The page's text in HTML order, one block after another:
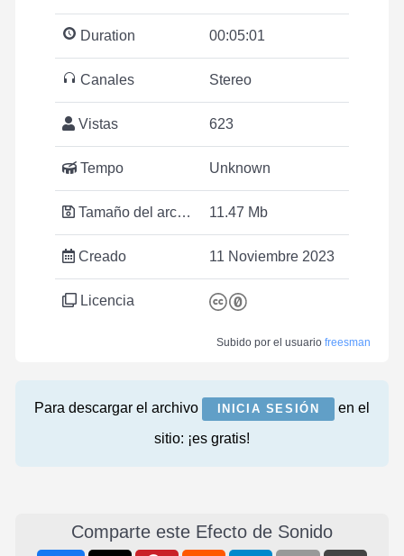
Duration 00:05:01
Canales Stereo
Vistas 623
Tempo Unknown
Tamaño del archivo 11.47 Mb
Creado 11 Noviembre 2023
Licencia
Subido por el usuario freesman
Para descargar el archivo INICIA SESIÓN
en el
sitio: ¡es gratis!
Comparte este Efecto de Sonido